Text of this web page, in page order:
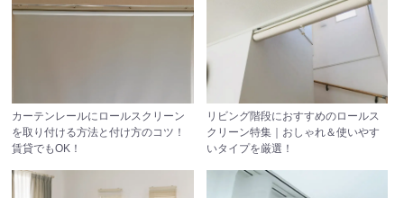
カーテンレールにロールスクリーン
を取り付ける方法と付け方のコツ！
賃貸でもOK！
リビング階段におすすめのロールス
クリーン特集｜おしゃれ＆使いやす
いタイプを厳選！